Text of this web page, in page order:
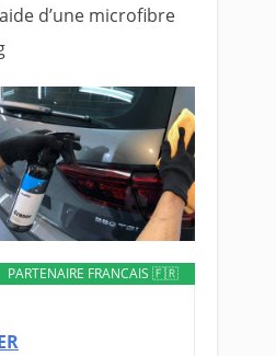
d’une microfibre
PARTENAIRE FRANCAIS 🇫🇷